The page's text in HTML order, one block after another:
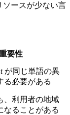
ソースが少ない言
要性
が同じ単語の異
る必要がある
、利用者の地域
なることがある